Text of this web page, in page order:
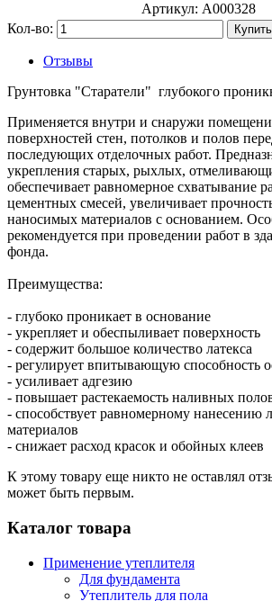
Артикул: A000328
Кол-во:
Купить
Отзывы
Грунтовка "Старатели" глубокого
Применяется внутри и снаружи
поверхностей стен, потолков и полов
последующих отделочных работ.
укрепления старых, рыхлых,
обеспечивает равномерное схватывание
цементных смесей, увеличивает
наносимых материалов с основанием.
рекомендуется при проведении работ в
фонда.
Преимущества:
- глубоко проникает в основание
- укрепляет и обеспыливает поверхность
- содержит большое количество латекса
- регулирует впитывающую способность
- усиливает адгезию
- повышает растекаемость наливных
- способствует равномерному нанесению
материалов
- снижает расход красок и обойных клеев
К этому товару еще никто не оставлял
может быть первым.
Каталог товара
Применение утеплителя
Для фундамента
Утеплитель для пола